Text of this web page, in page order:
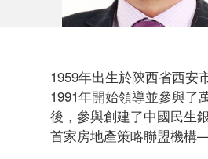
1959年出生於陝西省西安
1991年開始領導並參與了
後，參與創建了中國民生
首家房地產策略聯盟機構